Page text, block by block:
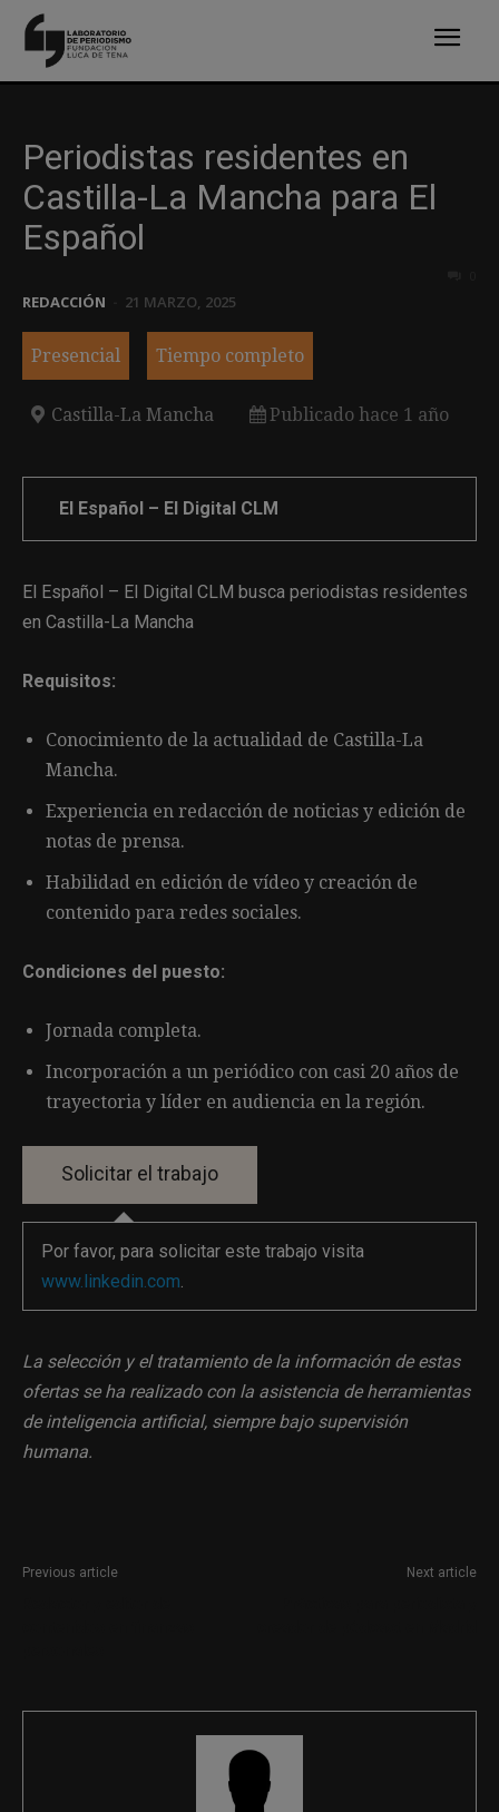
Periodistas residentes en
Castilla-La Mancha para El
Español
REDACCIÓN 21 MARZO, 2025
Presencial Tiempo completo
Castilla-La Mancha Publicado hace 1 año
El Español – El Digital CLM
El Español – El Digital CLM busca periodistas residentes
en Castilla-La Mancha
Requisitos:
Conocimiento de la actualidad de Castilla-La
Mancha.
Experiencia en redacción de noticias y edición de
notas de prensa.
Habilidad en edición de vídeo y creación de
contenido para redes sociales.
Condiciones del puesto:
Jornada completa.
Incorporación a un periódico con casi 20 años de
trayectoria y líder en audiencia en la región.
Por favor, para solicitar este trabajo visita
www.linkedin.com.
La selección y el tratamiento de la información de estas
ofertas se ha realizado con la asistencia de herramientas
de inteligencia artificial, siempre bajo supervisión
humana.
Previous article Next article